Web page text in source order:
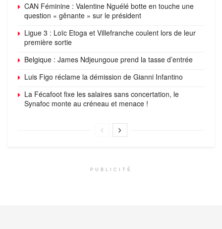
CAN Féminine : Valentine Nguélé botte en touche une
question « gênante » sur le président
Ligue 3 : Loïc Etoga et Villefranche coulent lors de leur
première sortie
Belgique : James Ndjeungoue prend la tasse d’entrée
Luis Figo réclame la démission de Gianni Infantino
La Fécafoot fixe les salaires sans concertation, le
Synafoc monte au créneau et menace !
PUBLICITÉ